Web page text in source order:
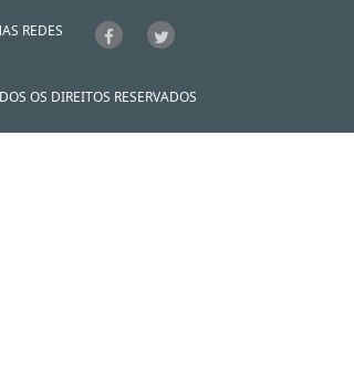
REDES
OS DIREITOS RESERVADOS